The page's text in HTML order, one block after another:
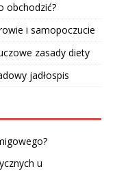
obchodzić?
i samopoczucie
zasady diety
jadłospis
u